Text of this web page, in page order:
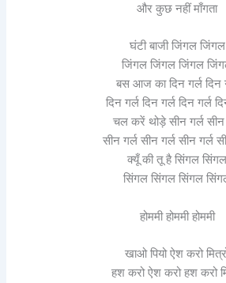
और कुछ नहीं माँगता
घंटी बाजी जिंगल जिंगल
जिंगल जिंगल जिंगल
बस आज का दिन गर्ल दिन
दिन गर्ल दिन गर्ल दिन गर्ल
चल करें थोड़े सीन गर्ल सीन
सीन गर्ल सीन गर्ल सीन गर्ल
क्यूँ की तू है सिंगल सिंगल
सिंगल सिंगल सिंगल
होममी होममी होममी
खाओ पियो ऐश करो
हश करो ऐश करो हश करो